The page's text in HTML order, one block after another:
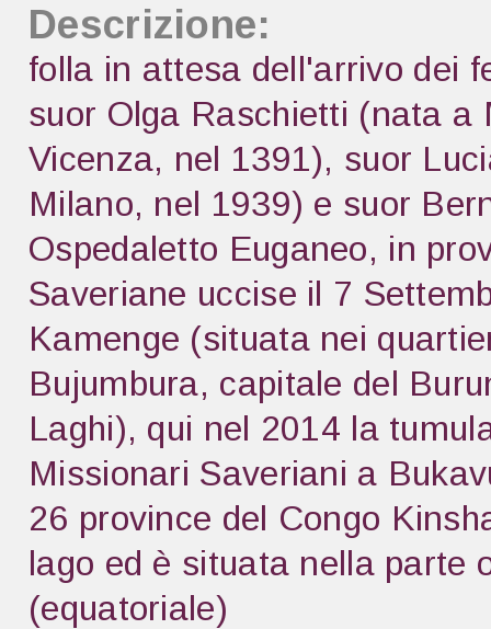
Descrizione:
folla in attesa dell'arrivo dei
suor Olga Raschietti (nata a
Vicenza, nel 1391), suor
Milano, nel 1939) e suor
Ospedaletto Euganeo, in
Saveriane uccise il 7
Kamenge (situata nei
Bujumbura, capitale del
Laghi), qui nel 2014 la
Missionari Saveriani a
26 province del Congo
lago ed è situata nella parte
(equatoriale)